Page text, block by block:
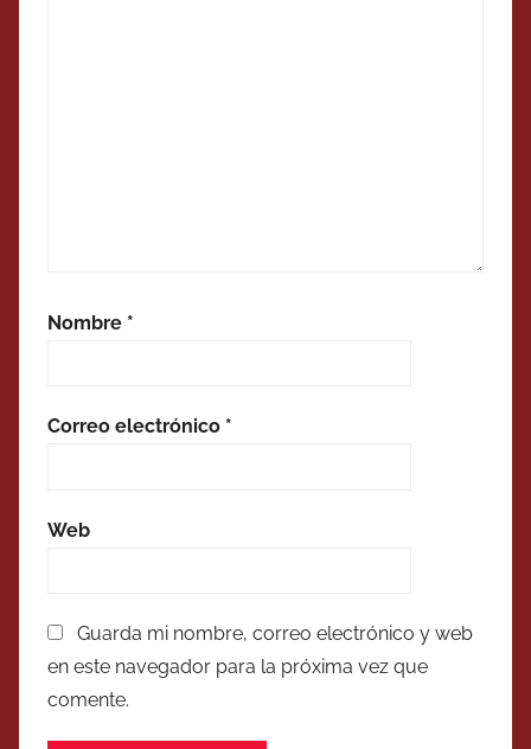
Nombre *
Correo electrónico *
Web
Guarda mi nombre, correo electrónico y web
en este navegador para la próxima vez que
comente.